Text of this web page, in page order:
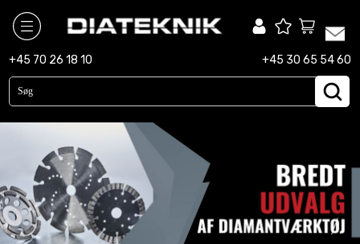
+45 70 26 18 10 +45 30 65 54 60
diamantklinger
maskiner
tilbehør